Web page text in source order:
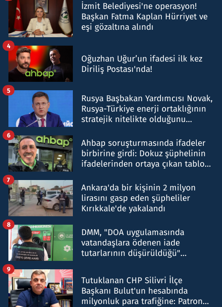
İzmit Belediyesi'ne operasyon!
Başkan Fatma Kaplan Hürriyet ve
eşi gözaltına alındı
Oğuzhan Uğur’un ifadesi ilk kez
Diriliş Postası'nda!
4
Rusya Başbakan Yardımcısı Novak,
Rusya-Türkiye enerji ortaklığının
stratejik nitelikte olduğunu
5
Ahbap soruşturmasında ifadeler
birbirine girdi: Dokuz şüphelinin
ifadelerinden ortaya çıkan tablo
6
Ankara'da bir kişinin 2 milyon
lirasını gasp eden şüpheliler
Kırıkkale'de yakalandı
7
DMM, "DOA uygulamasında
vatandaşlara ödenen iade
tutarlarının düşürüldüğü"
8
Tutuklanan CHP Silivri İlçe
Başkanı Bulut'un hesabında
milyonluk para trafiğine: Patron
9